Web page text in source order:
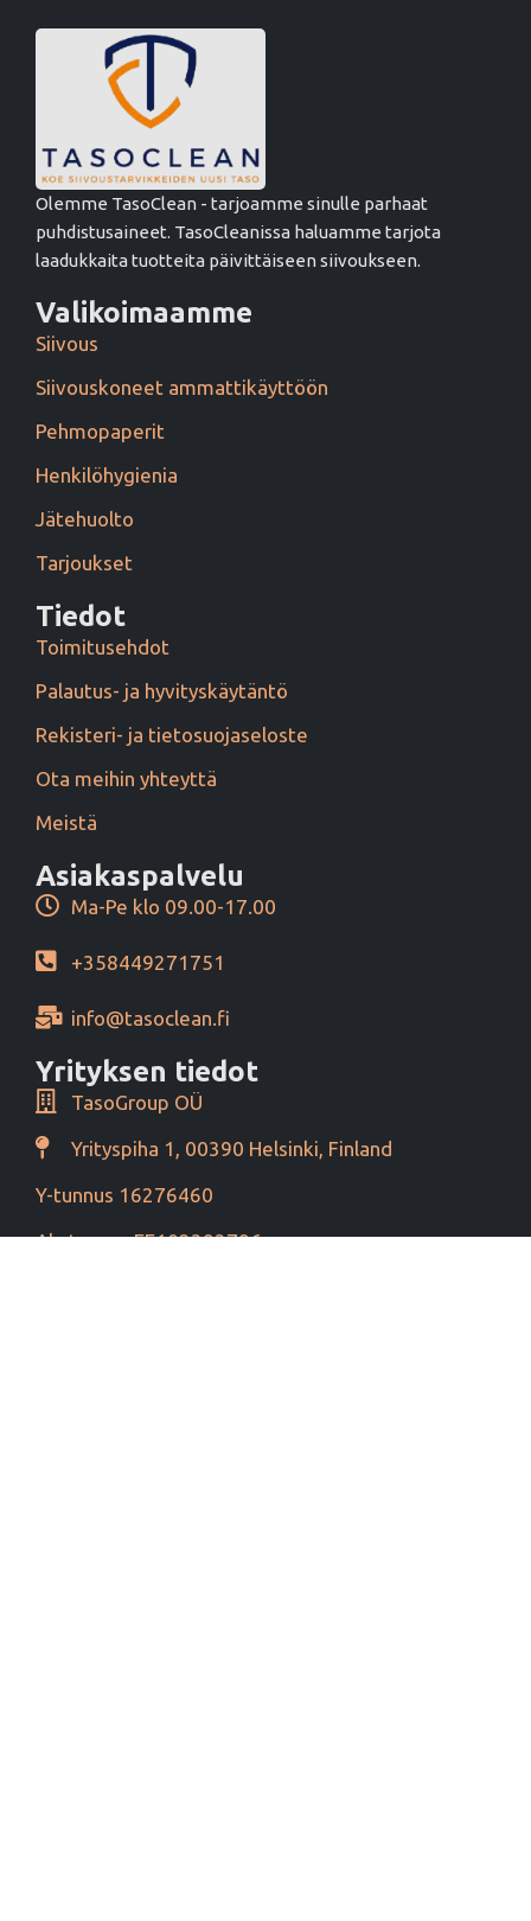
Olemme TasoClean - tarjoamme sinulle parhaat
puhdistusaineet. TasoCleanissa haluamme tarjota
laadukkaita tuotteita päivittäiseen siivoukseen.
Valikoimaamme
Siivous
Siivouskoneet ammattikäyttöön
Pehmopaperit
Henkilöhygienia
Jätehuolto
Tarjoukset
Tiedot
Toimitusehdot
Palautus- ja hyvityskäytäntö
Rekisteri- ja tietosuojaseloste
Ota meihin yhteyttä
Meistä
Asiakaspalvelu
Ma-Pe klo 09.00-17.00
+358449271751
info@tasoclean.fi
Yrityksen tiedot
TasoGroup OÜ
Yrityspiha 1, 00390 Helsinki, Finland
Y-tunnus 16276460
Alv tunnus EE102393796